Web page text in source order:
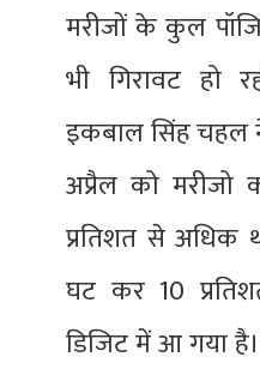
मरीजों के कुल
भी गिरावट हो
इकबाल सिंह चहल
अप्रैल को मरीजो
प्रतिशत से
घट कर 10
डिजिट में आ गया